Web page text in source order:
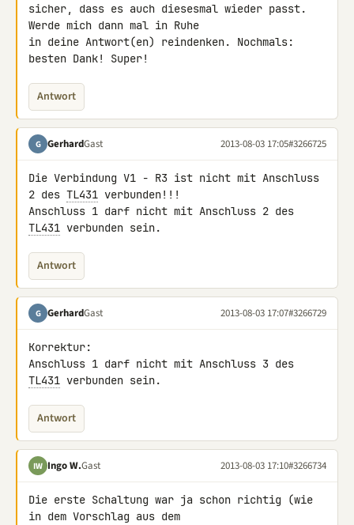
sicher, dass es auch diesesmal wieder passt.
Werde mich dann mal in Ruhe
in deine Antwort(en) reindenken. Nochmals:
besten Dank! Super!
Antwort
G GerhardGast 2013-08-03 17:05#3266725
Die Verbindung V1 - R3 ist nicht mit Anschluss
2 des TL431 verbunden!!!
TL431 verbunden sein.
Antwort
G GerhardGast 2013-08-03 17:07#3266729
Korrektur:
TL431 verbunden sein.
Antwort
IW Ingo W.Gast 2013-08-03 17:10#3266734
Die erste Schaltung war ja schon richtig (wie
in dem Vorschlag aus dem